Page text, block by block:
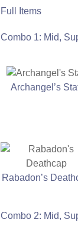
Full Items
Combo 1: Mid,
Archangel’s
Rabadon’s
Combo 2: Mid,